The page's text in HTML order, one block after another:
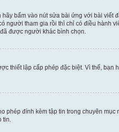
bấm vào nút sửa bài ứng với bài viết
người tham gia rồi thì chỉ có điều hành
được người khác bình chọn.
thiết lập cấp phép đặc biệt. Vì thế, bạn
phép đính kèm tập tin trong chuyên